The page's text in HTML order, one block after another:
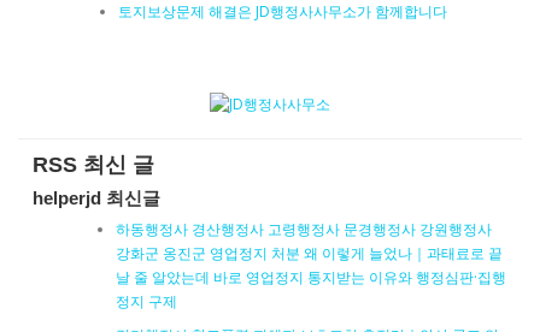
토지보상문제 해결은 JD행정사사무소가 함께합니다
RSS 최신 글
helperjd 최신글
하동행정사 경산행정사 고령행정사 문경행정사 강원행정사
강화군 옹진군 영업정지 처분 왜 이렇게 늘었나｜과태료로 끝
날 줄 알았는데 바로 영업정지 통지받는 이유와 행정심판·집행
정지 구제